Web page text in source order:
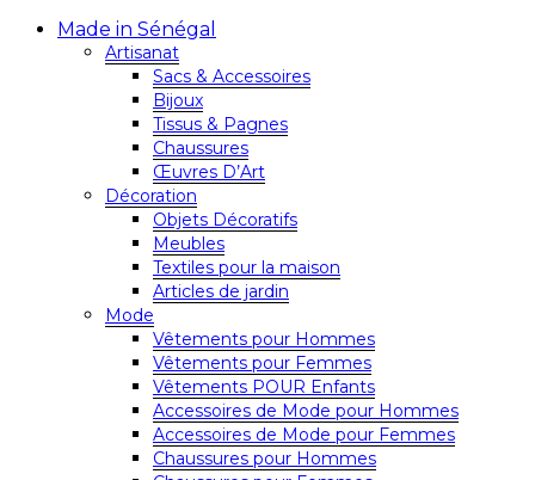
Made in Sénégal
Artisanat
Sacs & Accessoires
Bijoux
Tissus & Pagnes
Chaussures
Œuvres D’Art
Décoration
Objets Décoratifs
Meubles
Textiles pour la maison
Articles de jardin
Mode
Vêtements pour Hommes
Vêtements pour Femmes
Vêtements POUR Enfants
Accessoires de Mode pour Hommes
Accessoires de Mode pour Femmes
Chaussures pour Hommes